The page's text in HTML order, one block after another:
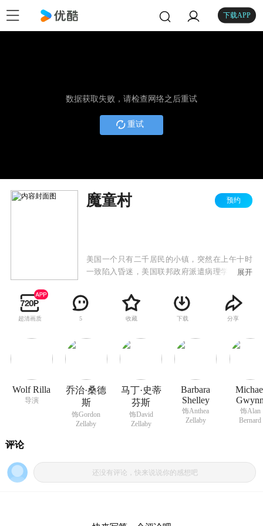
下载APP
数据获取失败，请检查网络之后重试
重试
魔童村 预约
美国一个只有二千居民的小镇，突然在上午十时
一致陷入昏迷，美国联邦政府派遣病理学家柯斯
小时后全镇恢复苏醒，但怪事从此不断发生。首
先，是所有妇女都同一天怀孕，包括处女在内。
其后，她们在同一天生下来的孩子都变成一头白
生克里斯托弗·里夫是其中一个孩子的父亲，他经
过长期观察和努力之后，发现他们是缺乏“人
战，小镇上的人们必须面对如何与这些异种共存
的困境。
展开
超清画质 5 收藏 下载 分享
Wolf Rilla
导演
乔治·桑德
斯
饰Gordon
Zellaby
马丁·史蒂
芬斯
饰David
Zellaby
Barbara
Shelley
饰Anthea
Zellaby
饰Alan
Bernard